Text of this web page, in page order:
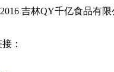
吉林QY千亿食品有
：